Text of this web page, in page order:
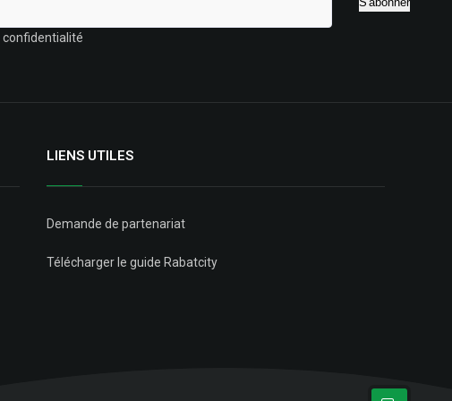
confidentialité
LIENS UTILES
Demande de partenariat
Télécharger le guide Rabatcity